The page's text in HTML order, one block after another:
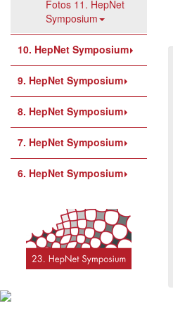
Fotos 11. HepNet
Symposium
10. HepNet Symposium
9. HepNet Symposium
8. HepNet Symposium
7. HepNet Symposium
6. HepNet Symposium